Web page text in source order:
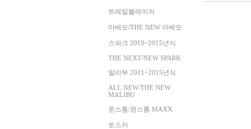
트레일블레이저
아베오/THE NEW 아베오
스파크 2010~2015년식
THE NEXT/NEW SPARK
말리부 2011~2015년식
ALL NEW/THE NEW
MALIBU
윈스톰/윈스톰 MAXX
토스카